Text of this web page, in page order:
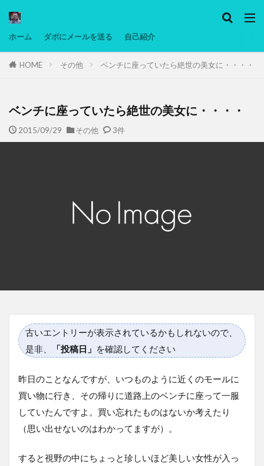
ホーム ダボにメールを送る 自己紹介
HOME その他 ベンチに座っていたら絶世の美女に・・・・
ベンチに座っていたら絶世の美女に・・・・
2015/09/29 その他 3件
古いエントリーが表示されているかもしれないので、
是非、
「投稿日」 を確認してください
昨日のことなんですが、いつものように近くのモールに
買い物に行き、その帰りに道路上のベンチに座って一服
していたんですよ。買い忘れたものはないか考えたり
（思い出せないのはわかってますが）。
すると視野の中にちょっと珍しいほど美しい女性が入っ
タグ
マレーシア動画
ヨーグルト
備忘録
動画 日本人村社会 脱水シート